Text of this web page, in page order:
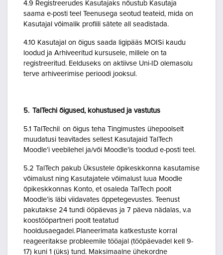
4.9 Registreerudes Kasutajaks nõustub Kasutaja
saama e-posti teel Teenusega seotud teateid, mida on
Kasutajal võimalik profiili sätete all seadistada.
4.10 Kasutajal on õigus saada ligipääs MOISi kaudu
loodud ja Arhiveeritud kursusele, millele on ta
registreeritud. Eelduseks on aktiivse Uni-ID olemasolu
terve arhiveerimise perioodi jooksul.
5. TalTechi õigused, kohustused ja vastutus
5.1 TalTechil on õigus teha Tingimustes ühepoolselt
muudatusi teavitades sellest Kasutajaid TalTech
Moodle’i veebilehel ja/või Moodle’is toodud e-posti teel.
5.2 TalTech pakub Üksustele õpikeskkonna kasutamise
võimalust ning Kasutajatele võimalust luua Moodle
õpikeskkonnas Konto, et osaleda TalTech poolt
Moodle’is läbi viidavates õppetegevustes. Teenust
pakutakse 24 tundi ööpäevas ja 7 päeva nädalas, v.a
koostööpartneri poolt teatatud
hooldusaegadel. Planeerimata katkestuste korral
reageeritakse probleemile tööajal (tööpäevadel kell 9-
17) kuni 1 (üks) tund. Maksimaalne ühekordne